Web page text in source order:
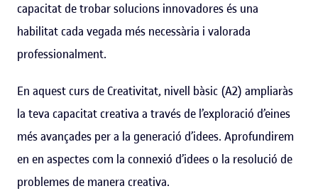
capacitat de trobar solucions innovadores és una
habilitat cada vegada més necessària i valorada
professionalment.
En aquest curs de Creativitat, nivell bàsic (A2) ampliaràs
la teva capacitat creativa a través de l’exploració d’eines
més avançades per a la generació d’idees. Aprofundirem
en en aspectes com la connexió d’idees o la resolució de
problemes de manera creativa.